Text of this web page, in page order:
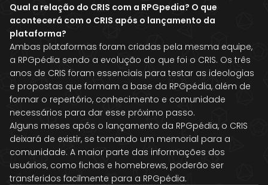
Qual a relação do CRIS com a RPGpedia? O que
acontecerá com o CRIS após o lançamento da
plataforma?
Ambas plataformas foram criadas pela mesma equipe,
a RPGpédia sendo a evolução do que foi o CRIS. Os três
anos de CRIS foram essenciais para testar as ideologias
e propostas que formam a base da RPGpédia, além de
formar o repertório, conhecimento e comunidade
necessários para dar esse próximo passo.
Alguns meses após o lançamento da RPGpédia, o CRIS
deixará de existir, se tornando um memorial para a
comunidade. A maior parte das informações dos
usuários, como fichas e homebrews, poderão ser
transferidos facilmente para a RPGpédia.